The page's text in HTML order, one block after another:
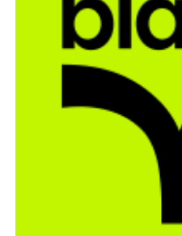
Поліція затримала
квартири у Києві та
млн гривень
Літо вигідних
приміщення зі знижками
Як вибрати кольори для
У Поляниці та
понад 13 млн грн